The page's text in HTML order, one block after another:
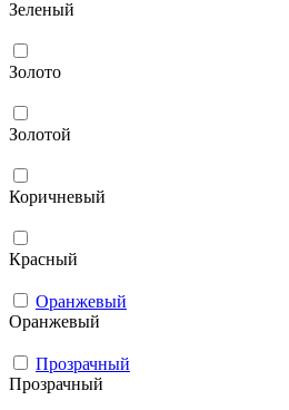
Зеленый
Золото
Золотой
Коричневый
Красный
Оранжевый
Оранжевый
Прозрачный
Прозрачный